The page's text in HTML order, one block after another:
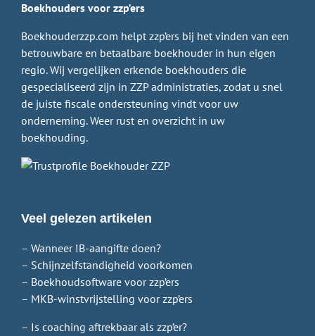
Boekhouders voor zzp’ers
Boekhouderzzp.com helpt zzp’ers bij het vinden van een
betrouwbare en betaalbare boekhouder in hun eigen
regio. Wij vergelijken erkende boekhouders die
gespecialiseerd zijn in ZZP administraties, zodat u snel
de juiste fiscale ondersteuning vindt voor uw
onderneming. Weer rust en overzicht in uw
boekhouding.
Veel gelezen artikelen
– Wanneer IB-aangifte doen?
– Schijnzelfstandigheid voorkomen
– Boekhoudsoftware voor zzp’ers
– MKB-winstvrijstelling voor zzp’ers
– Is coaching aftrekbaar als zzp’er?